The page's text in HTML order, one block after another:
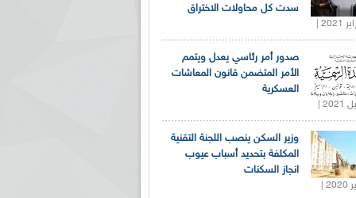
سدت كل محاولات الاختراق
صدور أمر رئاسي يعدل ويتمم
الأمر المتضمن قانون المعاشات
العسكرية
وزير السكن ينصب اللجنة التقنية
المكلفة بتحديد أسباب عيوب
انجاز السكنات